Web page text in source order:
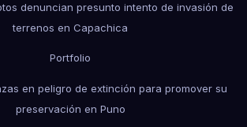
denuncian presunto intento de invasión de
terrenos en Capachica
Portfolio
en peligro de extinción para promover su
preservación en Puno